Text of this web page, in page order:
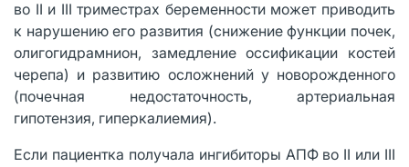
во II и III триместрах беременности может приводить
к нарушению его развития (снижение функции почек,
олигогидрамнион, замедление оссификации костей
черепа) и развитию осложнений у новорожденного
(почечная недостаточность, артериальная
гипотензия, гиперкалиемия).
Если пациентка получала ингибиторы АПФ во II или III